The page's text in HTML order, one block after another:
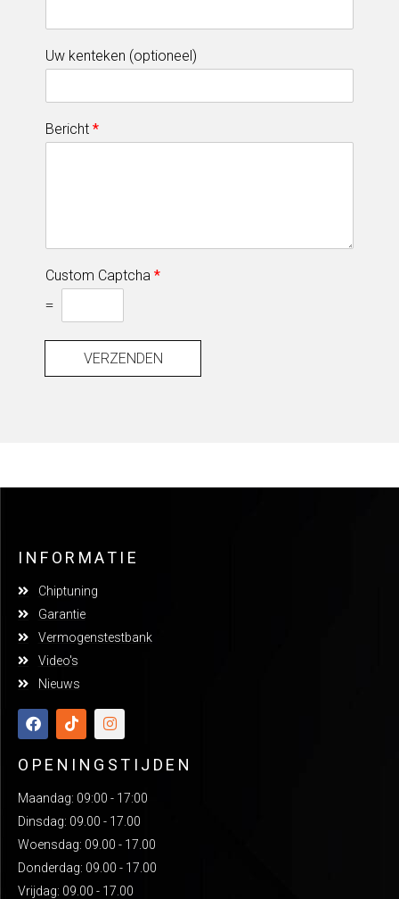
Uw kenteken (optioneel)
Bericht *
Custom Captcha *
=
VERZENDEN
INFORMATIE
Chiptuning
Garantie
Vermogenstestbank
Video's
Nieuws
OPENINGSTIJDEN
Maandag: 09:00 - 17:00
Dinsdag: 09.00 - 17.00
Woensdag: 09.00 - 17.00
Donderdag: 09.00 - 17.00
Vrijdag: 09.00 - 17.00